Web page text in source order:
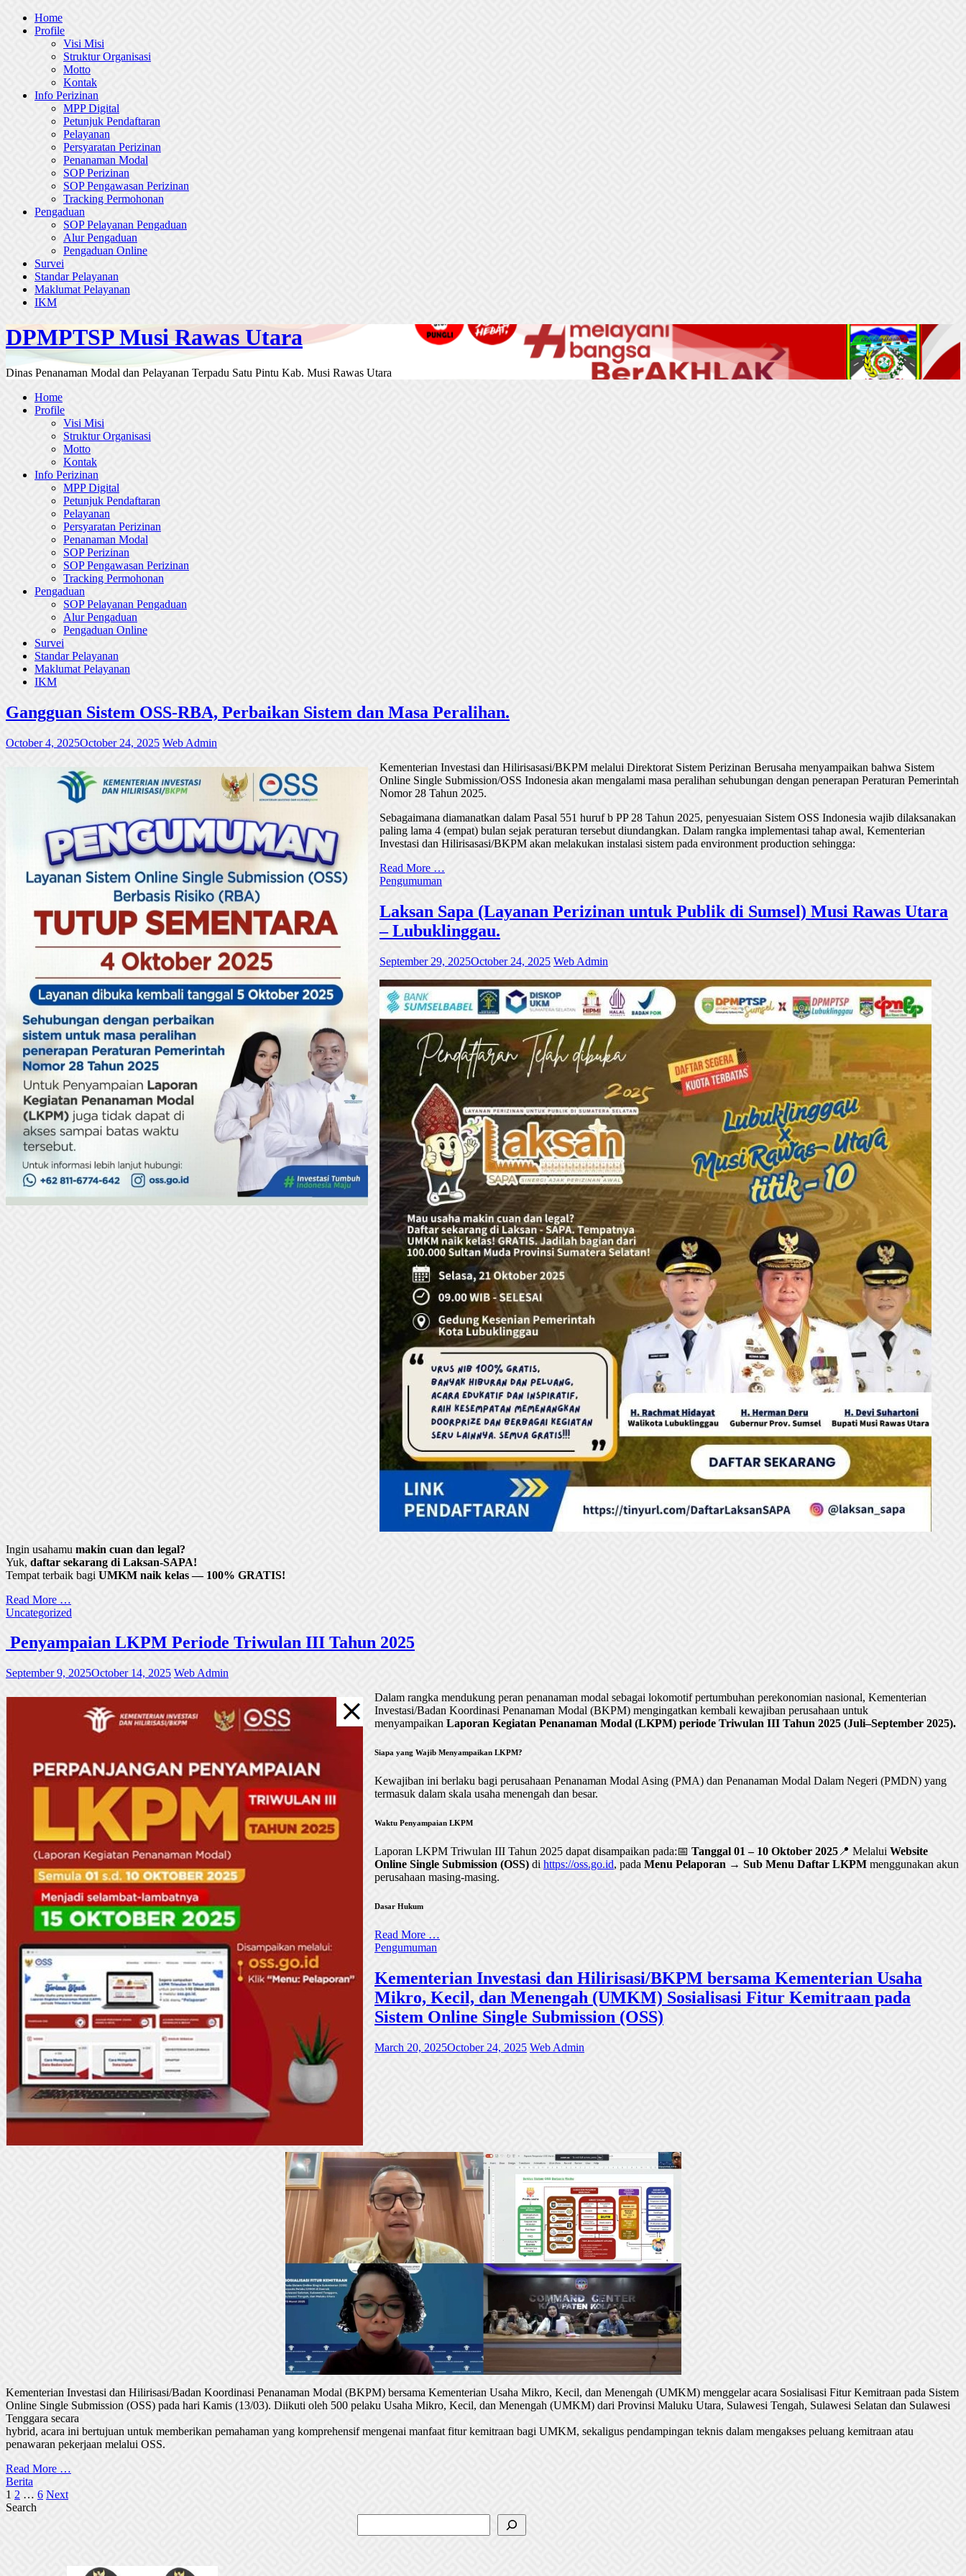
Skip
Home
Profile
Visi Misi
Struktur Organisasi
Motto
Kontak
Info Perizinan
MPP Digital
Petunjuk Pendaftaran
Pelayanan
Persyaratan Perizinan
Penanaman Modal
SOP Perizinan
SOP Pengawasan Perizinan
Tracking Permohonan
Pengaduan
SOP Pelayanan Pengaduan
Alur Pengaduan
Pengaduan Online
Survei
Standar Pelayanan
Maklumat Pelayanan
IKM
DPMPTSP Musi Rawas Utara
Dinas Penanaman Modal dan Pelayanan Terpadu Satu Pintu Kab. Musi Rawas Utara
Home
Profile
Visi Misi
Struktur Organisasi
Motto
Kontak
Info Perizinan
MPP Digital
Petunjuk Pendaftaran
Pelayanan
Persyaratan Perizinan
Penanaman Modal
SOP Perizinan
SOP Pengawasan Perizinan
Tracking Permohonan
Pengaduan
SOP Pelayanan Pengaduan
Alur Pengaduan
Pengaduan Online
Survei
Standar Pelayanan
Maklumat Pelayanan
IKM
Gangguan Sistem OSS-RBA, Perbaikan Sistem dan Masa Peralihan.
October 4, 2025October 24, 2025 Web Admin
Kementerian Investasi dan Hilirisasasi/BKPM melalui Direktorat Sistem Perizinan Berusaha menyampaikan bahwa Sistem
Online Single Submission/OSS Indonesia akan mengalami masa peralihan sehubungan dengan penerapan Peraturan Pemerintah
Nomor 28 Tahun 2025.
Sebagaimana diamanatkan dalam Pasal 551 huruf b PP 28 Tahun 2025, penyesuaian Sistem OSS Indonesia wajib dilaksanakan
paling lama 4 (empat) bulan sejak peraturan tersebut diundangkan. Dalam rangka implementasi tahap awal, Kementerian
Investasi dan Hilirisasasi/BKPM akan melakukan instalasi sistem pada environment production sehingga:
Read More …
Pengumuman
Laksan Sapa (Layanan Perizinan untuk Publik di Sumsel) Musi Rawas Utara
– Lubuklinggau.
September 29, 2025October 24, 2025 Web Admin
Ingin usahamu makin cuan dan legal?
Yuk, daftar sekarang di Laksan-SAPA!
Tempat terbaik bagi UMKM naik kelas — 100% GRATIS!
Read More …
Uncategorized
Penyampaian LKPM Periode Triwulan III Tahun 2025
September 9, 2025October 14, 2025 Web Admin
Dalam rangka mendukung peran penanaman modal sebagai lokomotif pertumbuhan perekonomian nasional, Kementerian
Investasi/Badan Koordinasi Penanaman Modal (BKPM) mengingatkan kembali kewajiban perusahaan untuk
menyampaikan Laporan Kegiatan Penanaman Modal (LKPM) periode Triwulan III Tahun 2025 (Juli–September 2025).
Siapa yang Wajib Menyampaikan LKPM?
Kewajiban ini berlaku bagi perusahaan Penanaman Modal Asing (PMA) dan Penanaman Modal Dalam Negeri (PMDN) yang
termasuk dalam skala usaha menengah dan besar.
Waktu Penyampaian LKPM
Laporan LKPM Triwulan III Tahun 2025 dapat disampaikan pada:📅 Tanggal 01 – 10 Oktober 2025 📍 Melalui Website
Online Single Submission (OSS) di https://oss.go.id, pada Menu Pelaporan → Sub Menu Daftar LKPM menggunakan akun
perusahaan masing-masing.
Dasar Hukum
Read More …
Pengumuman
Kementerian Investasi dan Hilirisasi/BKPM bersama Kementerian Usaha
Mikro, Kecil, dan Menengah (UMKM) Sosialisasi Fitur Kemitraan pada
Sistem Online Single Submission (OSS)
March 20, 2025October 24, 2025 Web Admin
Kementerian Investasi dan Hilirisasi/Badan Koordinasi Penanaman Modal (BKPM) bersama Kementerian Usaha Mikro, Kecil, dan Menengah (UMKM) menggelar acara Sosialisasi Fitur Kemitraan pada Sistem
Online Single Submission (OSS) pada hari Kamis (13/03). Diikuti oleh 500 pelaku Usaha Mikro, Kecil, dan Menengah (UMKM) dari Provinsi Maluku Utara, Sulawesi Tengah, Sulawesi Selatan dan Sulawesi
Tenggara secara
hybrid, acara ini bertujuan untuk memberikan pemahaman yang komprehensif mengenai manfaat fitur kemitraan bagi UMKM, sekaligus pendampingan teknis dalam mengakses peluang kemitraan atau
penawaran pekerjaan melalui OSS.
Read More …
Berita
Posts
pagination
1 2 … 6 Next
Search